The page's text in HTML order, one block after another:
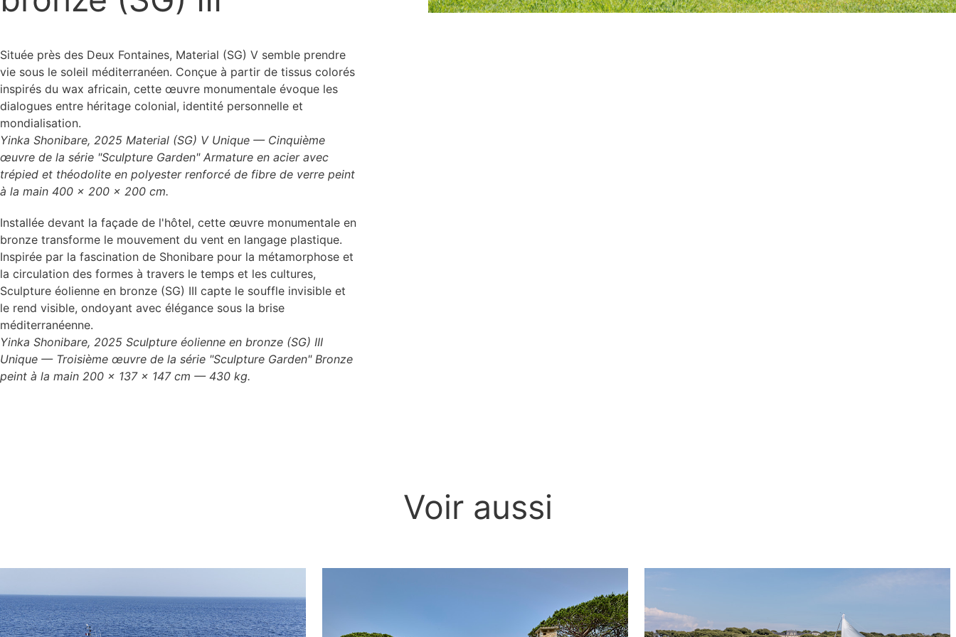
Située près des Deux Fontaines, Material (SG) V semble prendre
vie sous le soleil méditerranéen. Conçue à partir de tissus colorés
inspirés du wax africain, cette œuvre monumentale évoque les
dialogues entre héritage colonial, identité personnelle et
Yinka Shonibare, 2025 Material (SG) V Unique — Cinquième
œuvre de la série "Sculpture Garden" Armature en acier avec
trépied et théodolite en polyester renforcé de fibre de verre peint
à la main 400 × 200 × 200 cm.
Installée devant la façade de l'hôtel, cette œuvre monumentale en
bronze transforme le mouvement du vent en langage plastique.
Inspirée par la fascination de Shonibare pour la métamorphose et
la circulation des formes à travers le temps et les cultures,
Sculpture éolienne en bronze (SG) III capte le souffle invisible et
le rend visible, ondoyant avec élégance sous la brise
Yinka Shonibare, 2025 Sculpture éolienne en bronze (SG) III
Unique — Troisième œuvre de la série "Sculpture Garden" Bronze
peint à la main 200 × 137 × 147 cm — 430 kg.
Voir aussi